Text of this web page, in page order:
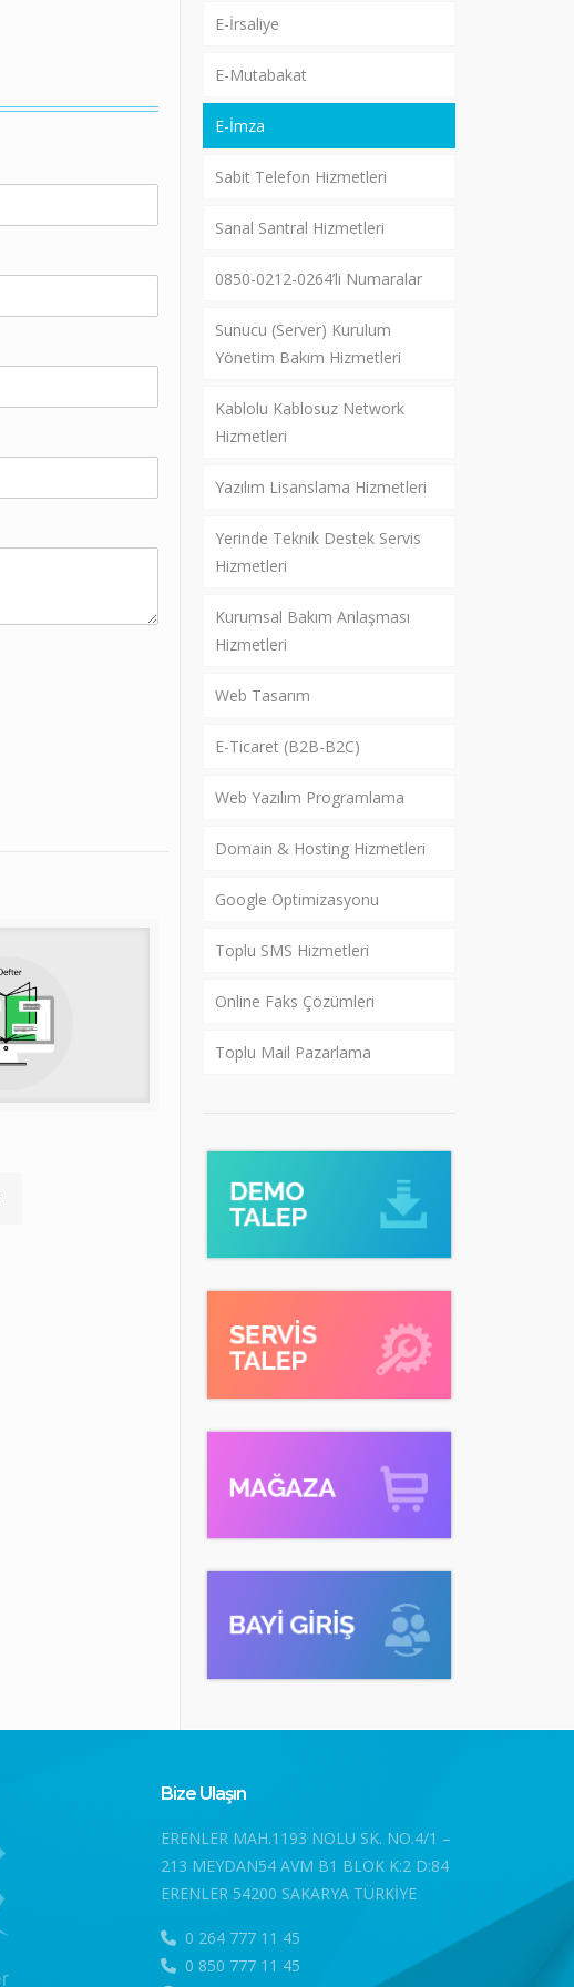
E-İrsaliye
E-Mutabakat
E-İmza
Sabit Telefon Hizmetleri
Sanal Santral Hizmetleri
0850-0212-0264’li Numaralar
Sunucu (Server) Kurulum
Yönetim Bakım Hizmetleri
Kablolu Kablosuz Network
Hizmetleri
Yazılım Lisanslama Hizmetleri
Yerinde Teknik Destek Servis
Hizmetleri
Kurumsal Bakım Anlaşması
Hizmetleri
Web Tasarım
E-Ticaret (B2B-B2C)
Web Yazılım Programlama
Domain & Hosting Hizmetleri
Google Optimizasyonu
Toplu SMS Hizmetleri
Online Faks Çözümleri
Toplu Mail Pazarlama
Bize Ulaşın
ERENLER MAH.1193 NOLU SK. NO.4/1 –
213 MEYDAN54 AVM B1 BLOK K:2 D:84
ERENLER 54200 SAKARYA TÜRKİYE
0 264 777 11 45
0 850 777 11 45